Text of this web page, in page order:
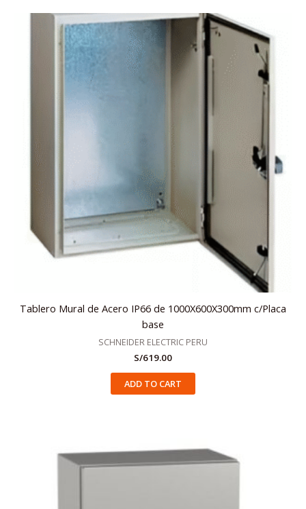
Tablero Mural de Acero IP66 de 1000X600X300mm c/Placa
base
SCHNEIDER ELECTRIC PERU
S/619.00
ADD TO CART